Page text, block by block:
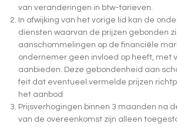
van veranderingen in btw-tarieven.
In afwijking van het vorige lid kan de
diensten waarvan de prijzen gebonden
aanschommelingen op de financiële
ondernemer geen invloed op heeft, met
aanbieden. Deze gebondenheid aan
feit dat eventueel vermelde prijzen
het aanbod
Prijsverhogingen binnen 3 maanden na
van de overeenkomst zijn alleen